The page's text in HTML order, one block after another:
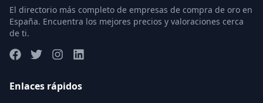
El directorio más completo de empresas de compra de oro en
España. Encuentra los mejores precios y valoraciones cerca
de ti.
Enlaces rápidos